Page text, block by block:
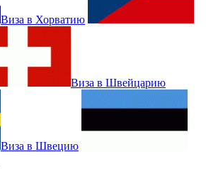
Виза в Хорватию
Виза в Швейцарию
Виза в Швецию